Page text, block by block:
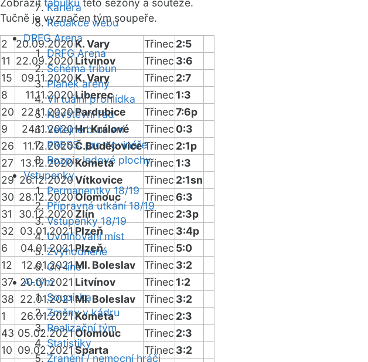
Kariéra
Redakce webu
DRFG Arena
DRFG Arena
Schéma tribun
Plánek areny
Virtuální prohlídka
Návštěvní řád
Veřejné bruslení
PRESS: pro novináře
Rozpis ledové plochy
Vstupenky
Permanentky 18/19
Přípravná utkání 18/19
Vstupenky 18/19
Uvolňování míst
Zvýhodněné
On-line
A-tým
Soupiska
Změny v kádru
Realizační tým
Statistiky
Zranění / nemocní hráči
Zobrazit tabulku této sezóny a soutěže.
Tučně je vyznačen tým soupeře.
2 20.09.2020K. Vary Třinec 2:5
11 22.09.2020 Litvínov Třinec 3:6
15
09.11.2020 K. Vary Třinec 2:7
8
11.11.2020Liberec Třinec 1:3
20
22.11.2020Pardubice Třinec7:6p
9
24.11.2020Hr. Králové Třinec 0:3
26
11.12.2020Č.BudějoviceTřinec 2:1p
27
13.12.2020Kometa Třinec 1:3
29 26.12.2020Vítkovice Třinec 2:1sn
30 28.12.2020Olomouc Třinec6:3
31
30.12.2020Zlín Třinec 2:3p
32 03.01.2021Plzeň Třinec 3:4p
6
04.01.2021Plzeň Třinec 5:0
12
12.01.2021Ml. Boleslav Třinec 3:2
37 20.01.2021 Litvínov Třinec 1:2
38 22.01.2021Ml. Boleslav Třinec 3:2
1
26.01.2021Kometa Třinec 2:3
43 05.02.2021Olomouc Třinec 2:3
10 09.02.2021Sparta Třinec 3:2